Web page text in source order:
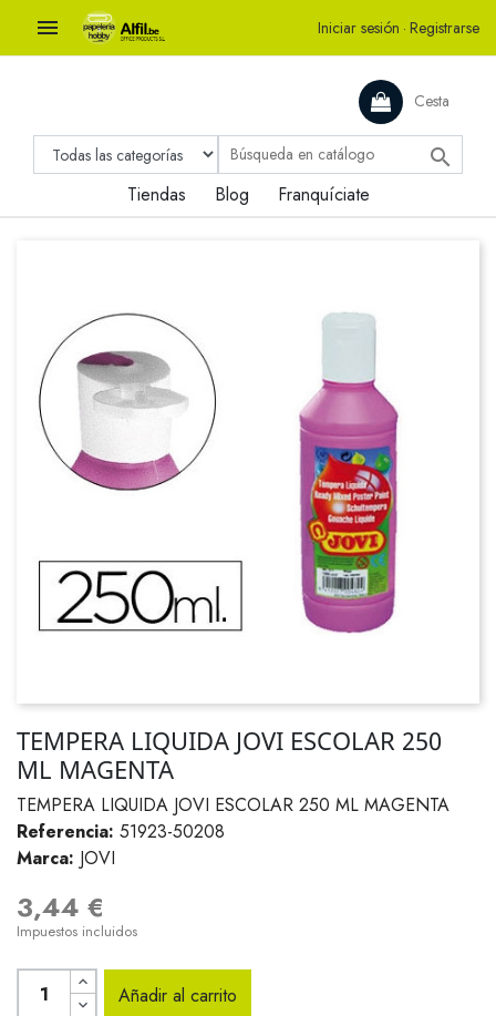
 Iniciar sesión · Registrarse
Cesta

Tiendas Blog Franquíciate
TEMPERA LIQUIDA JOVI ESCOLAR 250
ML MAGENTA
TEMPERA LIQUIDA JOVI ESCOLAR 250 ML MAGENTA
Referencia: 51923-50208
Marca: JOVI
3,44 €
Impuestos incluidos
Añadir al carrito